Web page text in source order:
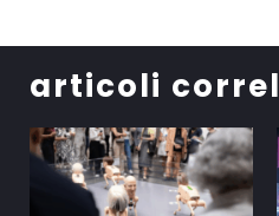
articoli